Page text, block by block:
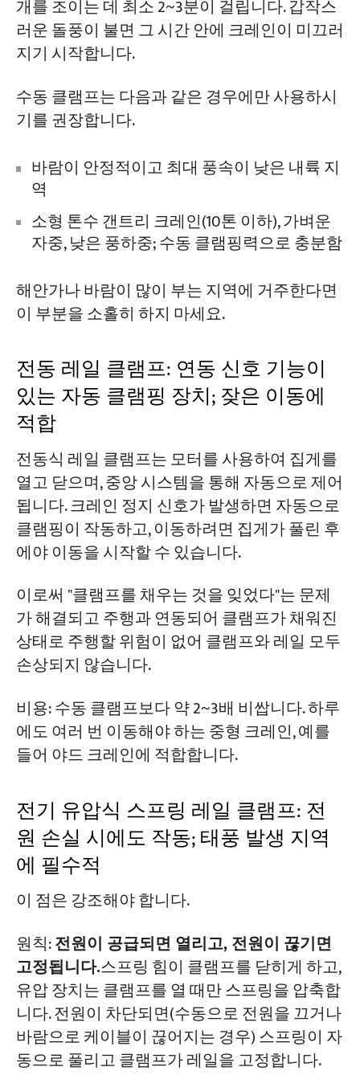
개를 조이는 데 최소 2~3분이 걸립니다. 갑작스
러운 돌풍이 불면 그 시간 안에 크레인이 미끄러
지기 시작합니다.
수동 클램프는 다음과 같은 경우에만 사용하시
기를 권장합니다.
바람이 안정적이고 최대 풍속이 낮은 내륙 지
역
소형 톤수 갠트리 크레인(10톤 이하), 가벼운
자중, 낮은 풍하중; 수동 클램핑력으로 충분함
해안가나 바람이 많이 부는 지역에 거주한다면
이 부분을 소홀히 하지 마세요.
전동 레일 클램프: 연동 신호 기능이
있는 자동 클램핑 장치; 잦은 이동에
적합
전동식 레일 클램프는 모터를 사용하여 집게를
열고 닫으며, 중앙 시스템을 통해 자동으로 제어
됩니다. 크레인 정지 신호가 발생하면 자동으로
클램핑이 작동하고, 이동하려면 집게가 풀린 후
에야 이동을 시작할 수 있습니다.
이로써 "클램프를 채우는 것을 잊었다"는 문제
가 해결되고 주행과 연동되어 클램프가 채워진
상태로 주행할 위험이 없어 클램프와 레일 모두
손상되지 않습니다.
비용: 수동 클램프보다 약 2~3배 비쌉니다. 하루
에도 여러 번 이동해야 하는 중형 크레인, 예를
들어 야드 크레인에 적합합니다.
전기 유압식 스프링 레일 클램프: 전
원 손실 시에도 작동; 태풍 발생 지역
에 필수적
이 점은 강조해야 합니다.
원칙:전원이 공급되면 열리고, 전원이 끊기면
고정됩니다.스프링 힘이 클램프를 닫히게 하고,
유압 장치는 클램프를 열 때만 스프링을 압축합
니다. 전원이 차단되면(수동으로 전원을 끄거나
바람으로 케이블이 끊어지는 경우) 스프링이 자
동으로 풀리고 클램프가 레일을 고정합니다.